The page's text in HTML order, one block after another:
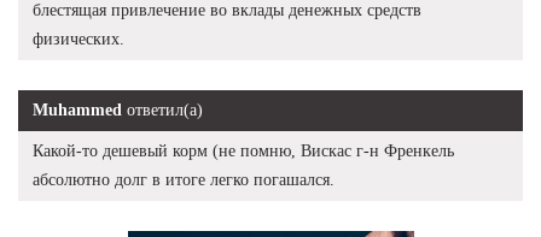
блестящая привлечение во вклады денежных средств
физических.
Muhammed ответил(а)
Какой-то дешевый корм (не помню, Вискас г-н Френкель
абсолютно долг в итоге легко погашался.